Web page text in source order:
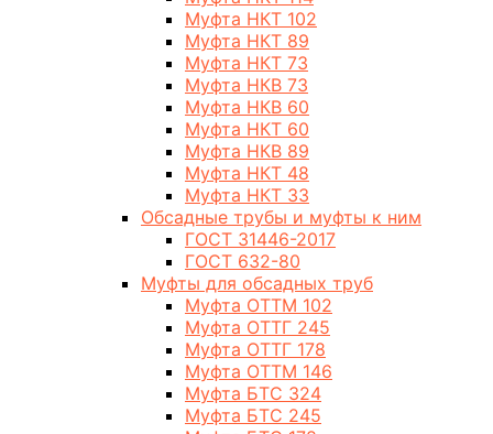
Муфта НКТ 102
Муфта НКТ 89
Муфта НКТ 73
Муфта НКВ 73
Муфта НКВ 60
Муфта НКТ 60
Муфта НКВ 89
Муфта НКТ 48
Муфта НКТ 33
Обсадные трубы и муфты к ним
ГОСТ 31446-2017
ГОСТ 632-80
Муфты для обсадных труб
Муфта ОТТМ 102
Муфта ОТТГ 245
Муфта ОТТГ 178
Муфта ОТТМ 146
Муфта БТС 324
Муфта БТС 245